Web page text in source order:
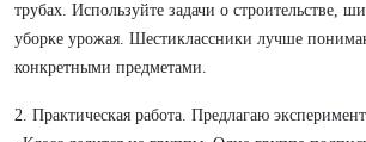
трубах. Используйте задачи о строительстве,
уборке урожая. Шестиклассники лучше
конкретными предметами.
2. Практическая работа. Предлагаю